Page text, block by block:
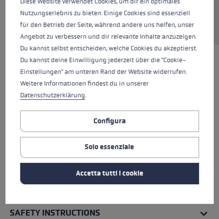
SAFETY INSTRUCTIONS
Nutzungserlebnis zu bieten. Einige Cookies sind essenziell
für den Betrieb der Seite, während andere uns helfen, unser
Angebot zu verbessern und dir relevante Inhalte anzuzeigen.
Du kannst selbst entscheiden, welche Cookies du akzeptierst.
Du kannst deine Einwilligung jederzeit über die "Cookie-
Einstellungen" am unteren Rand der Website widerrufen.
Weitere Informationen findest du in unserer
Datenschutzerklärung.
Configura
Solo essenziale
Accetta tutti i cookie